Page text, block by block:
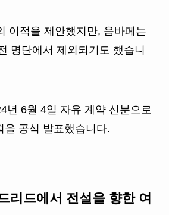
이적을 제안했지만, 음바페는
명단에서 제외되기도 했습니
년 6월 4일 자유 계약 신분으로
을 공식 발표했습니다.
리드에서 전설을 향한 여